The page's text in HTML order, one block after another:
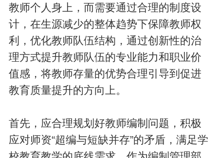
教师个人身上，而需要通过合理的制度设
计，在生源减少的整体趋势下保障教师权
利，优化教师队伍结构，通过创新性的治
理方式提升教师队伍的专业能力和职业价
值感，将教师存量的优势合理引导到促进
教育质量提升的方向上。
首先，应合理规划好教师编制问题，积极
应对师资“超编与短缺并存”的矛盾，满足学